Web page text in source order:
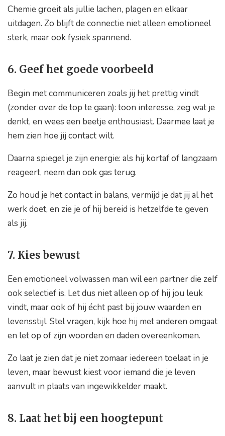
Chemie groeit als jullie lachen, plagen en elkaar
uitdagen. Zo blijft de connectie niet alleen emotioneel
sterk, maar ook fysiek spannend.
6. Geef het goede voorbeeld
Begin met communiceren zoals jij het prettig vindt
(zonder over de top te gaan): toon interesse, zeg wat je
denkt, en wees een beetje enthousiast. Daarmee laat je
hem zien hoe jij contact wilt.
Daarna spiegel je zijn energie: als hij kortaf of langzaam
reageert, neem dan ook gas terug.
Zo houd je het contact in balans, vermijd je dat jij al het
werk doet, en zie je of hij bereid is hetzelfde te geven
als jij.
7. Kies bewust
Een emotioneel volwassen man wil een partner die zelf
ook selectief is. Let dus niet alleen op of hij jou leuk
vindt, maar ook of hij écht past bij jouw waarden en
levensstijl. Stel vragen, kijk hoe hij met anderen omgaat
en let op of zijn woorden en daden overeenkomen.
Zo laat je zien dat je niet zomaar iedereen toelaat in je
leven, maar bewust kiest voor iemand die je leven
aanvult in plaats van ingewikkelder maakt.
8. Laat het bij een hoogtepunt